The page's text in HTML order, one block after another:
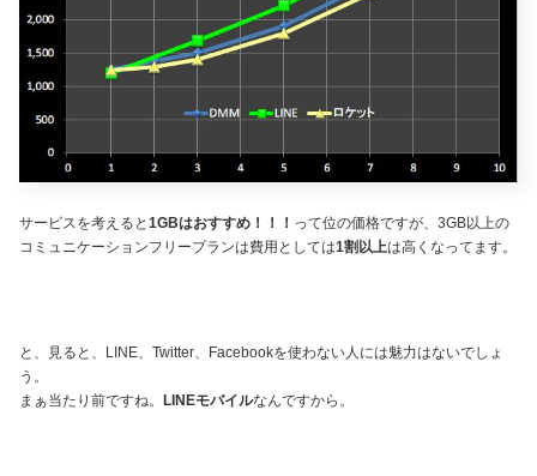
サービスを考えると 1GBはおすすめ！！！ って位の価格ですが、3GB以上の
コミュニケーションフリープランは費用としては1割以上は高くなってます。
と、見ると、LINE、Twitter、Facebookを使わない人には魅力はないでしょ
う。
まぁ当たり前ですね。 LINEモバイルなんですから。